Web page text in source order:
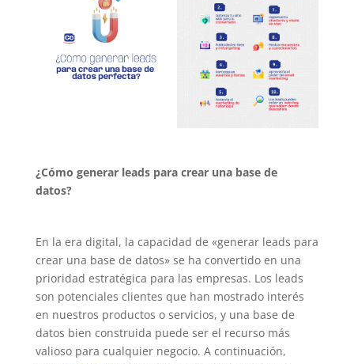
¿Cómo generar leads para crear una base de
datos?
En la era digital, la capacidad de «generar leads para
crear una base de datos» se ha convertido en una
prioridad estratégica para las empresas. Los leads
son potenciales clientes que han mostrado interés
en nuestros productos o servicios, y una base de
datos bien construida puede ser el recurso más
valioso para cualquier negocio. A continuación,